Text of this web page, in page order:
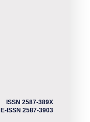
ISSN 2587-389X
E-ISSN 2587-3903